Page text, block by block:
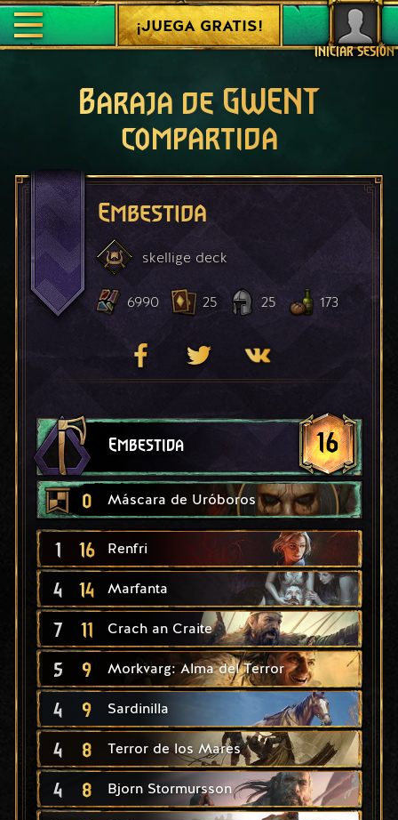
INICIAR SESIÓN
¡JUEGA GRATIS!
Baraja de GWENT
compartida
Embestida
skellige deck
6990 25 25 173
Embestida 16
0 Máscara de Uróboros
1 16 Renfri
4 14 Marfanta
7 11 Crach an Craite
5 9 Morkvarg: Alma del Terror
4 9 Sardinilla
4 8 Terror de los Mares
4 8 Bjorn Stormursson